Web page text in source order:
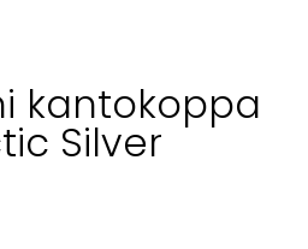
kantokoppa
Silver